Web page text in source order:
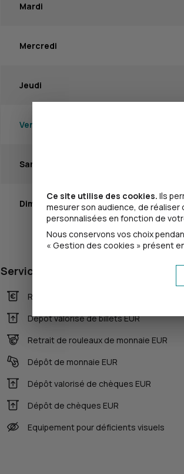
Mardi
Mercredi
Jeudi
Vendredi
Samedi
Dimanche
Services
Retrait de billets EUR
Dépôt valorisé de billets EUR
Retrait de rouleaux de monnaie EUR
Dépôt de monnaie EUR
Dépôt valorisé de chèques EUR
Dépôt de chèques EUR
Equipement pour déficients visuels
Ce site utilise des cookies. Ils
mesurer son audience, de
personnalisées en fonction de
Nous conservons vos choix
« Gestion des cookies » présent